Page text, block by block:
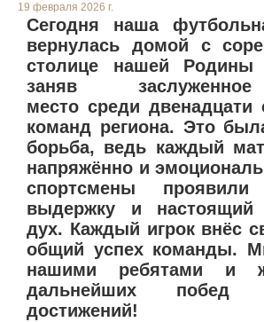
19 февраля 2026 г.
Сегодня наша
вернулась домой с
столице нашей
заняв
место среди двенадцати
команд региона. Это
борьба, ведь каждый
напряжённо и
спортсмены проявили
выдержку и настоящий
дух. Каждый игрок внёс
общий успех команды.
нашими ребятами и
дальнейших
достижений!